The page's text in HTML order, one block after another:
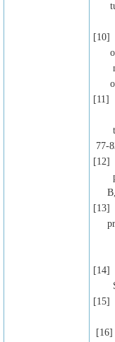
[10]
of
[11]
ter
77-
[12]
B,
[13]
1
[14]
[15]
[16]